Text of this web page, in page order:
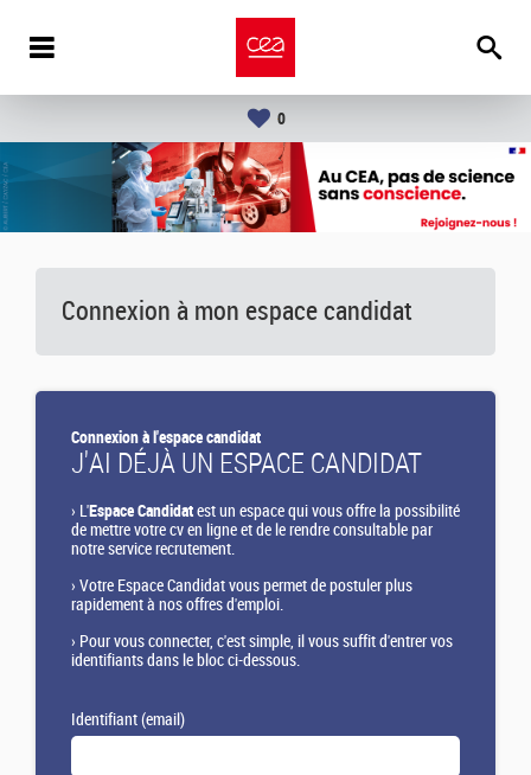
0
Connexion à mon espace candidat
J'AI DÉJÀ UN ESPACE CANDIDAT
› L'Espace Candidatest un espace qui vous offre la possibilité
de mettre votre cv en ligne et de le rendre consultable par
notre service recrutement.
› Votre Espace Candidat vous permet de postuler plus
rapidement à nos offres d'emploi.
› Pour vous connecter, c'est simple, il vous suffit d'entrer vos
identifiants dans le bloc ci-dessous.
Connexion à l'espace candidat
Identifiant (email)